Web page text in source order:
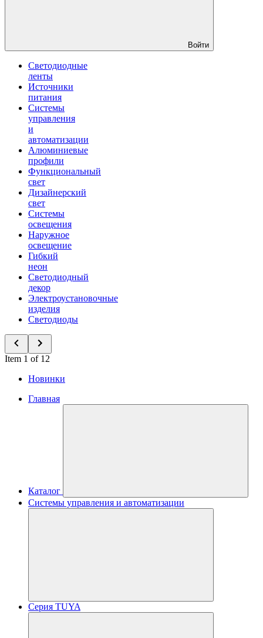
Войти
Светодиодные
ленты
Источники
питания
Системы
управления
и
автоматизации
Алюминиевые
профили
Функциональный
свет
Дизайнерский
свет
Системы
освещения
Наружное
освещение
Гибкий
неон
Светодиодный
декор
Электроустановочные
изделия
Светодиоды
Item 1 of 12
Новинки
Главная
Каталог
Системы управления и автоматизации
Серия TUYA